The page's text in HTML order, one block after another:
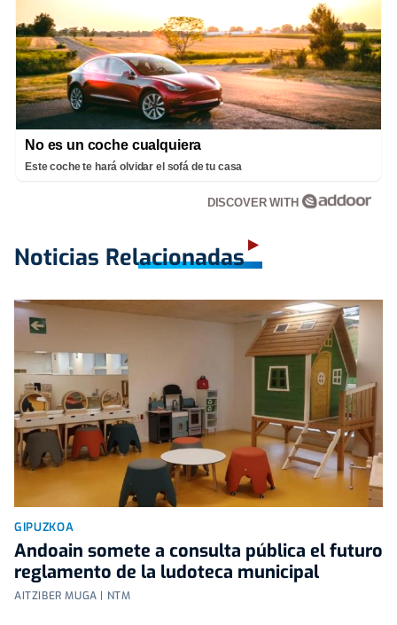
No es un coche cualquiera
Este coche te hará olvidar el sofá de tu casa
DISCOVER WITH
Noticias Relacionadas
GIPUZKOA
Andoain somete a consulta pública el futuro
reglamento de la ludoteca municipal
AITZIBER MUGA | NTM